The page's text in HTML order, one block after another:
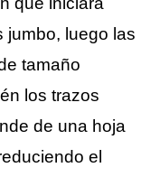
jumbo, luego las
tamaño
los trazos
de una hoja
el